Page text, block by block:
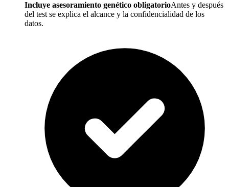
Incluye asesoramiento genético obligatorioAntes y después
del test se explica el alcance y la confidencialidad de los
datos.